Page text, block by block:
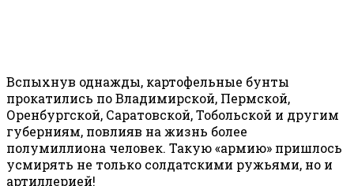
Вспыхнув однажды, картофельные бунты
прокатились по Владимирской, Пермской,
Оренбургской, Саратовской, Тобольской и другим
губерниям, повлияв на жизнь более
полумиллиона человек. Такую «армию» пришлось
усмирять не только солдатскими ружьями, но и
артиллерией!